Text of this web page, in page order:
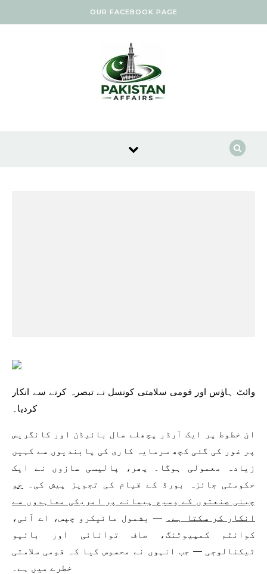
OUR FACEBOOK PAGE
وائٹ ہاؤس اور قومی سلامتی کونسل نے تبصرہ کرنے سے انکار
کردیا۔
ان خطوط پر ایک آرڈر پچھلے سال بائیڈن اور کانگریس
پر غور کی گئی کچھ سرمایہ کاری کی پابندیوں سے کہیں
زیادہ معمولی ہوگا۔ پھر، پالیسی سازوں نے ایک
حکومتی جائزہ بورڈ کے قیام کی تجویز پیش کی۔ جو
چینی صنعتوں کے وسیع پیمانے پر امریکی معاہدوں سے
انکار کر سکتا ہے۔ — بشمول مائیکرو چپس، اے آئی،
کوانٹم کمپیوٹنگ، صاف توانائی اور بائیو
ٹیکنالوجی — جب انہوں نے محسوس کیا کہ قومی سلامتی
خطرے میں ہے۔